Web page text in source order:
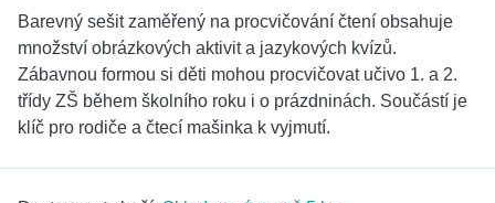
Barevný sešit zaměřený na procvičování čtení obsahuje
množství obrázkových aktivit a jazykových kvízů.
Zábavnou formou si děti mohou procvičovat učivo 1. a 2.
třídy ZŠ během školního roku i o prázdninách. Součástí je
klíč pro rodiče a čtecí mašinka k vyjmutí.